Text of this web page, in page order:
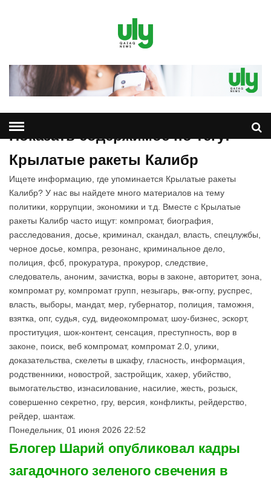
Показать содержимое по тегу:
Крылатые ракеты Калибр
Ищете информацию, где упоминается Крылатые ракеты
Калибр? У нас вы найдете много материалов на тему
политики, коррупции, экономики и т.д. Вместе с Крылатые
ракеты Калибр часто ищут: компромат, биография,
расследования, досье, криминал, скандал, власть, спецлужбы,
черное досье, компра, резонанс, криминальное дело,
полиция, фсб, прокуратура, прокурор, следствие,
следователь, аноним, зачистка, воры в законе, авторитет, зона,
компромат ру, компромат групп, незыгарь, вчк-огпу, руспрес,
власть, выборы, мандат, мер, губернатор, полиция, таможня,
взятка, опг, судья, суд, видеокомпромат, шоу-бизнес, эскорт,
проституция, шок-контент, сенсация, преступность, вор в
законе, поиск, веб компромат, компромат 2.0, улики,
доказательства, скелеты в шкафу, гласность, информация,
родственники, новострой, застройщик, хакер, убийство,
вымогательство, изнасилование, насилие, жесть, розыск,
совершенно секретно, гру, версия, конфликты, рейдерство,
рейдер, шантаж.
Понедельник, 01 июня 2026 22:52
Блогер Шарий опубликовал кадры
загадочного зеленого свечения в